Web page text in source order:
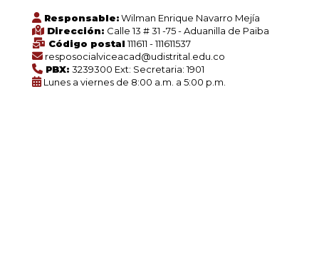
Mostrando
registros
Responsable:Wilman Enrique Navarro Mejía
Dirección: Calle 13 # 31 -75 - Aduanilla de Paiba
Código postal111611 - 111611537
resposocialviceacad@udistrital.edu.co
PBX: 3239300 Ext: Secretaria: 1901
Lunes a viernes de 8:00 a.m. a 5:00 p.m.